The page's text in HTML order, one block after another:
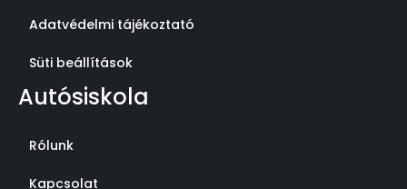
Adatvédelmi tájékoztató
Süti beállítások
Autósiskola
Rólunk
Kapcsolat